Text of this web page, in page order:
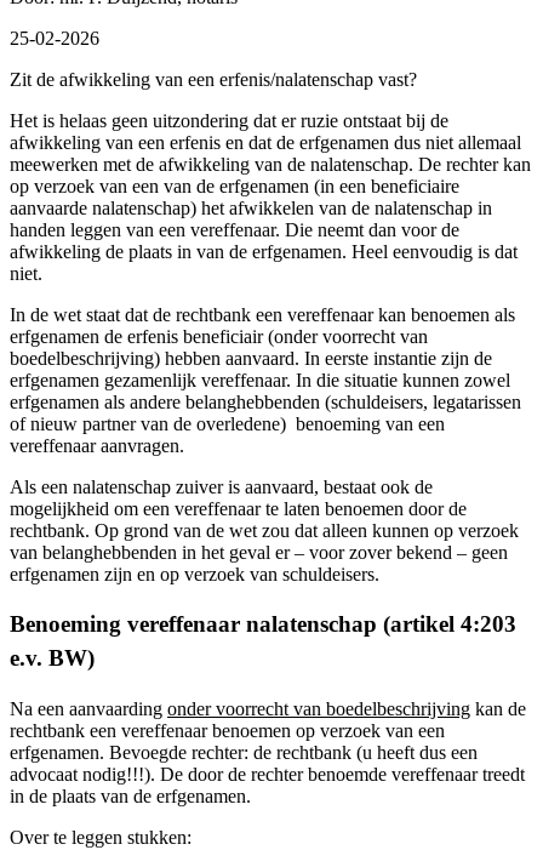
25-02-2026
Zit de afwikkeling van een erfenis/nalatenschap vast?
Het is helaas geen uitzondering dat er ruzie ontstaat bij de
afwikkeling van een erfenis en dat de erfgenamen dus niet allemaal
meewerken met de afwikkeling van de nalatenschap. De rechter kan
op verzoek van een van de erfgenamen (in een beneficiaire
aanvaarde nalatenschap) het afwikkelen van de nalatenschap in
handen leggen van een vereffenaar. Die neemt dan voor de
afwikkeling de plaats in van de erfgenamen. Heel eenvoudig is dat
niet.
In de wet staat dat de rechtbank een vereffenaar kan benoemen als
erfgenamen de erfenis beneficiair (onder voorrecht van
boedelbeschrijving) hebben aanvaard. In eerste instantie zijn de
erfgenamen gezamenlijk vereffenaar. In die situatie kunnen zowel
erfgenamen als andere belanghebbenden (schuldeisers, legatarissen
of nieuw partner van de overledene) benoeming van een
vereffenaar aanvragen.
Als een nalatenschap zuiver is aanvaard, bestaat ook de
mogelijkheid om een vereffenaar te laten benoemen door de
rechtbank. Op grond van de wet zou dat alleen kunnen op verzoek
van belanghebbenden in het geval er – voor zover bekend – geen
erfgenamen zijn en op verzoek van schuldeisers.
Benoeming vereffenaar nalatenschap (artikel 4:203
e.v. BW)
Na een aanvaarding onder voorrecht van boedelbeschrijving kan de
rechtbank een vereffenaar benoemen op verzoek van een
erfgenamen. Bevoegde rechter: de rechtbank (u heeft dus een
advocaat nodig!!!). De door de rechter benoemde vereffenaar treedt
in de plaats van de erfgenamen.
Over te leggen stukken: